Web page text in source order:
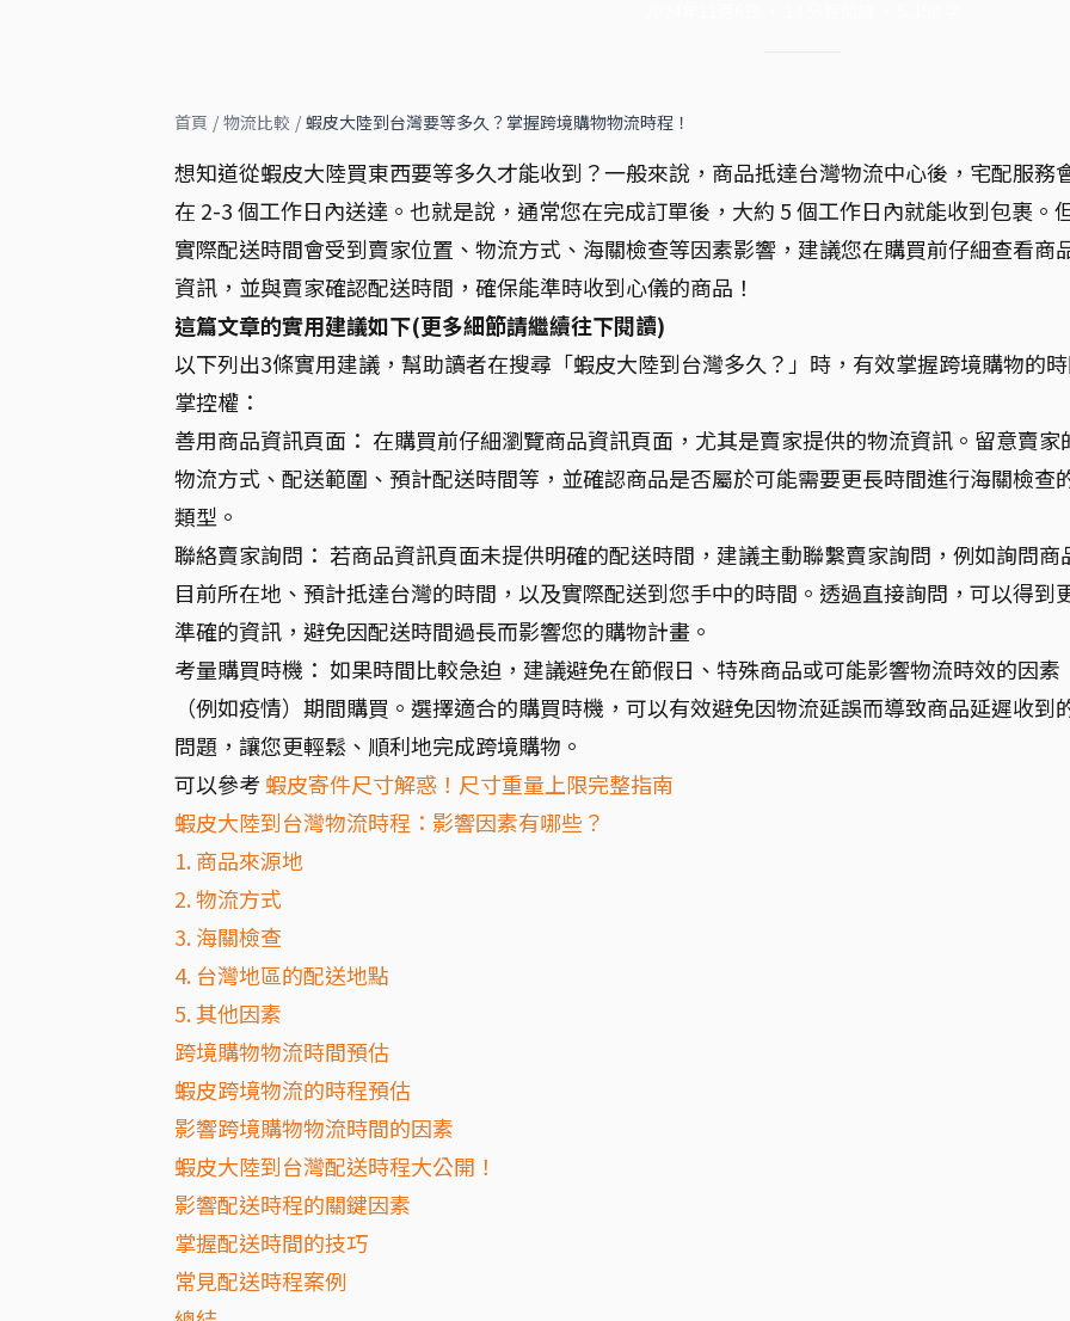
首頁 / 物流比較 / 蝦皮大陸到台灣要等多久？掌握跨境購物物流時程！
想知道從蝦皮大陸買東西要等多久才能收到？一般來說，商品抵達台灣物流中心後，宅配服務
在 2-3 個工作日內送達。也就是說，通常您在完成訂單後，大約 5 個工作日內就能收到包裹。
實際配送時間會受到賣家位置、物流方式、海關檢查等因素影響，建議您在購買前仔細查看商
資訊，並與賣家確認配送時間，確保能準時收到心儀的商品！
這篇文章的實用建議如下(更多細節請繼續往下閱讀)
以下列出3條實用建議，幫助讀者在搜尋「蝦皮大陸到台灣多久？」時，有效掌握跨境購物的
掌控權：
善用商品資訊頁面： 在購買前仔細瀏覽商品資訊頁面，尤其是賣家提供的物流資訊。留意賣家
物流方式、配送範圍、預計配送時間等，並確認商品是否屬於可能需要更長時間進行海關檢查
類型。
聯絡賣家詢問： 若商品資訊頁面未提供明確的配送時間，建議主動聯繫賣家詢問，例如詢問商
目前所在地、預計抵達台灣的時間，以及實際配送到您手中的時間。透過直接詢問，可以得到
準確的資訊，避免因配送時間過長而影響您的購物計畫。
考量購買時機： 如果時間比較急迫，建議避免在節假日、特殊商品或可能影響物流時效的因素
（例如疫情）期間購買。選擇適合的購買時機，可以有效避免因物流延誤而導致商品延遲收到
問題，讓您更輕鬆、順利地完成跨境購物。
可以參考蝦皮寄件尺寸解惑！尺寸重量上限完整指南
蝦皮大陸到台灣物流時程：影響因素有哪些？
1. 商品來源地
2. 物流方式
3. 海關檢查
4. 台灣地區的配送地點
5. 其他因素
跨境購物物流時間預估
蝦皮跨境物流的時程預估
影響跨境購物物流時間的因素
蝦皮大陸到台灣配送時程大公開！
影響配送時程的關鍵因素
掌握配送時間的技巧
常見配送時程案例